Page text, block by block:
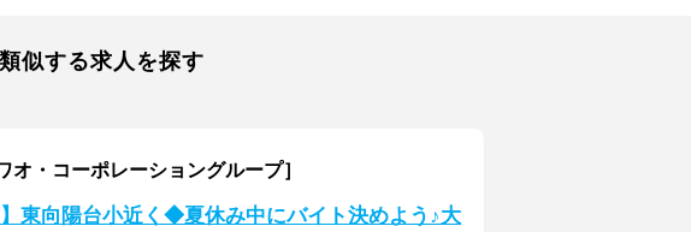
似する求人を探す
・コーポレーショングループ］
】東向陽台小近く◆夏休み中にバイト決めよう♪大